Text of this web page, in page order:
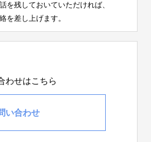
を残しておいていただければ、
を差し上げます。
わせはこちら
い合わせ